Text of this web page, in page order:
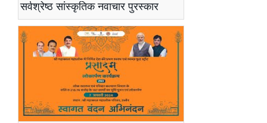
सर्वश्रेष्ठ सांस्कृतिक नवाचार पुरस्कार